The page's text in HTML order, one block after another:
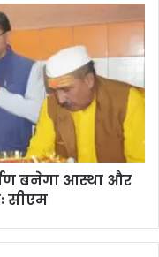
बनेगा आस्था और
सीएम